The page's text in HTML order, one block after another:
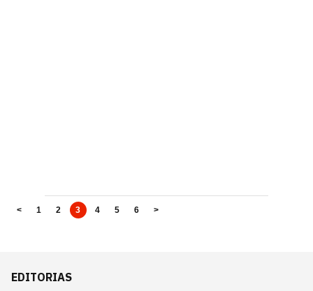
< 1 2 3 4 5 6 >
EDITORIAS